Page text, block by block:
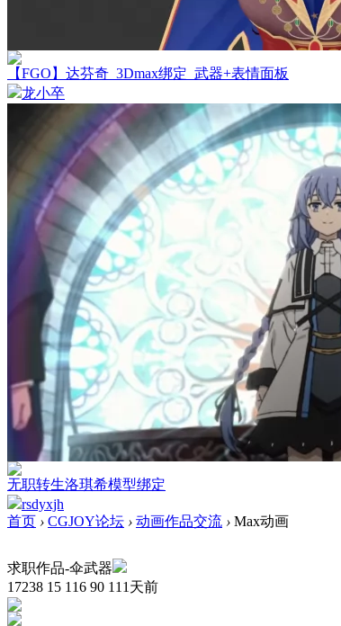
【FGO】达芬奇_3Dmax绑定_武器+表情面板
龙小卒
无职转生洛琪希模型绑定
rsdyxjh
首页 › CGJOY论坛 › 动画作品交流 › Max动画
求职作品-伞武器
17238 15 116 90 111天前